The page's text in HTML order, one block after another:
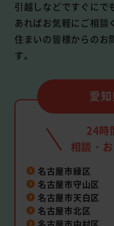
引越しなどですぐにで
あればお気軽にご相談
住まいの皆様からのお
す。
愛
24時
相談・
名古屋市緑区
名古屋市守山区
名古屋市天白区
名古屋市北区